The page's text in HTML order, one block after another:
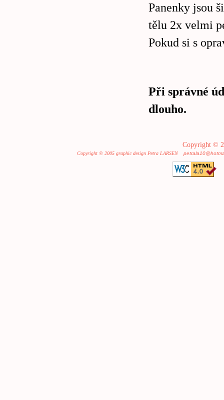
Panenky jsou
tělu 2x velmi
Pokud si s
Při správné
dlouho.
Copyright ©
Copyright © 2005 graphic design Petra LARSEN